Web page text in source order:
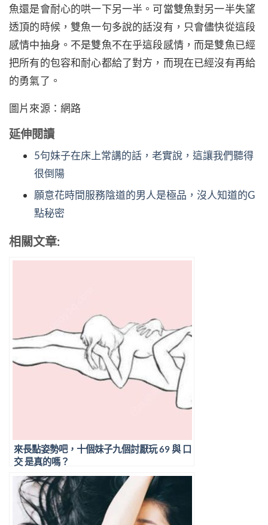
魚還是會耐心的哄一下另一半。可當雙魚對另一半失望
透頂的時候，雙魚一句多說的話沒有，只會儘快從這段
感情中抽身。不是雙魚不在乎這段感情，而是雙魚已經
把所有的包容和耐心都給了對方，而現在已經沒有再給
的勇氣了。
圖片來源：網路
延伸閱讀
5句妹子在床上常講的話，老實說，這讓我們聽得
很倒陽
願意花時間服務陰道的男人是極品，沒人知道的G
點秘密
相關文章:
來長點姿勢吧，十個妹子九個討厭玩 69 與 口
交 是真的嗎？